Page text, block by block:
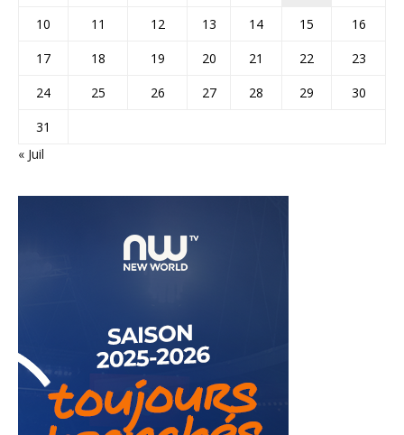
10
11 12 13 14 15
16
17
18 19 20 21 22
23
24
25 26 27 28 29
30
31
« Juil